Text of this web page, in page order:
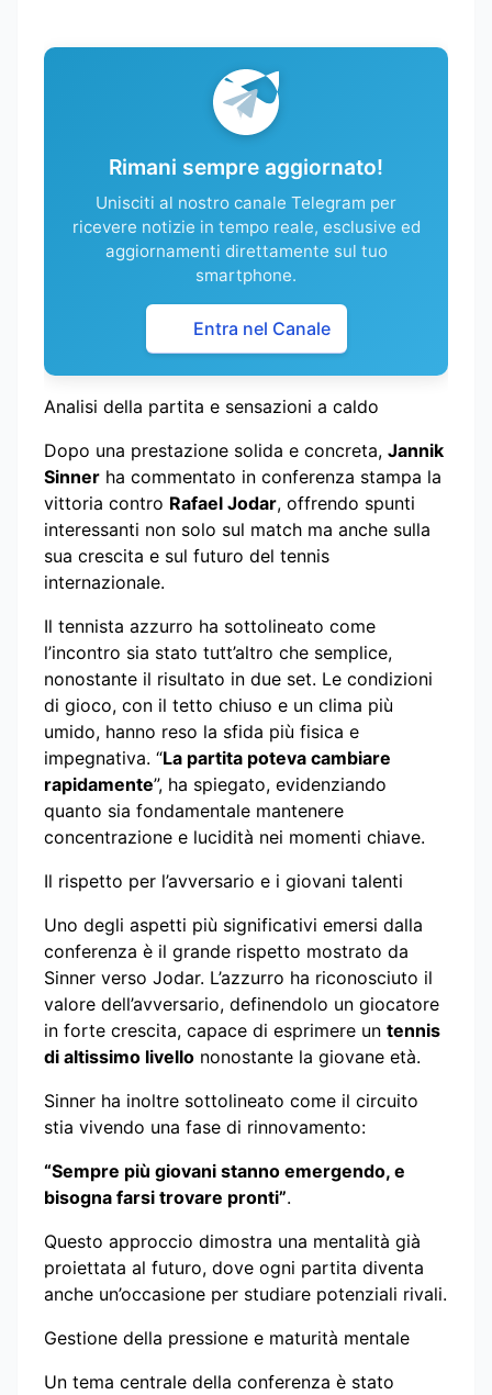
Rimani sempre aggiornato!
Unisciti al nostro canale Telegram per
ricevere notizie in tempo reale, esclusive ed
aggiornamenti direttamente sul tuo
smartphone.
Entra nel Canale
Analisi della partita e sensazioni a caldo
Dopo una prestazione solida e concreta, Jannik
Sinner ha commentato in conferenza stampa la
vittoria contro Rafael Jodar, offrendo spunti
interessanti non solo sul match ma anche sulla
sua crescita e sul futuro del tennis
internazionale.
Il tennista azzurro ha sottolineato come
l’incontro sia stato tutt’altro che semplice,
nonostante il risultato in due set. Le condizioni
di gioco, con il tetto chiuso e un clima più
umido, hanno reso la sfida più fisica e
impegnativa. “La partita poteva cambiare
rapidamente”, ha spiegato, evidenziando
quanto sia fondamentale mantenere
concentrazione e lucidità nei momenti chiave.
Il rispetto per l’avversario e i giovani talenti
Uno degli aspetti più significativi emersi dalla
conferenza è il grande rispetto mostrato da
Sinner verso Jodar. L’azzurro ha riconosciuto il
valore dell’avversario, definendolo un giocatore
in forte crescita, capace di esprimere un tennis
di altissimo livello nonostante la giovane età.
Sinner ha inoltre sottolineato come il circuito
stia vivendo una fase di rinnovamento:
“Sempre più giovani stanno emergendo, e
bisogna farsi trovare pronti”.
Questo approccio dimostra una mentalità già
proiettata al futuro, dove ogni partita diventa
anche un’occasione per studiare potenziali rivali.
Gestione della pressione e maturità mentale
Un tema centrale della conferenza è stato